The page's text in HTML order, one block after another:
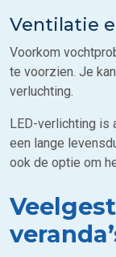
Ventilatie
Voorkom
te voorzien. Je
verluchting.
LED-verlichting is
een lange
ook de optie om